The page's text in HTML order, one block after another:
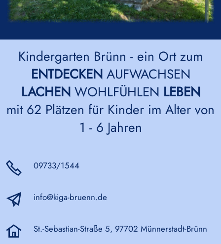
Kindergarten Brünn - ein Ort zum
ENTDECKENAUFWACHSEN
LACHENWOHLFÜHLEN LEBEN
mit 62 Plätzen für Kinder im Alter von
1 - 6 Jahren
09733/1544
info@kiga-bruenn.de
St.-Sebastian-Straße 5, 97702 Münnerstadt-Brünn